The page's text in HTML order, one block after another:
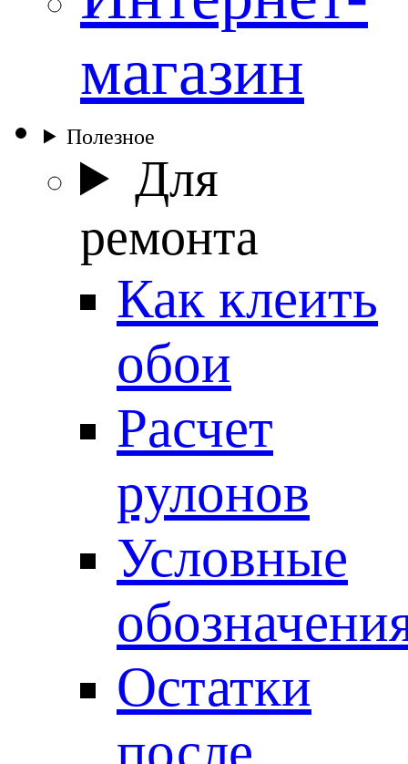
магазин
Полезное
Для
ремонта
Как клеить
обои
Расчет
рулонов
Условные
Остатки
после